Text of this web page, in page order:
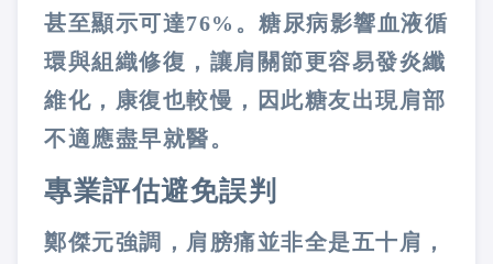
甚至顯示可達76% 。糖尿病影響血液循
環與組織修復，讓肩關節更容易發炎纖
維化，康復也較慢，因此糖友出現肩部
不適應盡早就醫。
專業評估避免誤判
鄭傑元強調，肩膀痛並非全是五十肩，